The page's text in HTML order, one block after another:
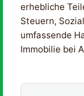
erhebliche
Steuern,
umfassende
Immobilie bei